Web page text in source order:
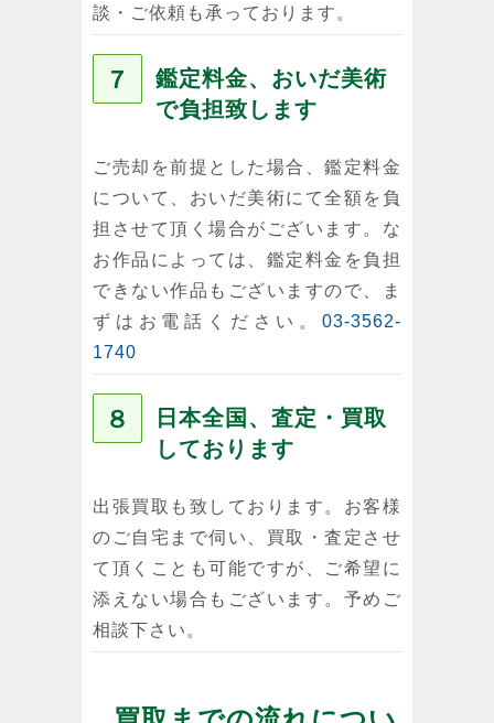
談・ご依頼も承っております。
７
鑑定料金、おいだ美術
で負担致します
ご売却を前提とした場合、鑑定料金
について、おいだ美術にて全額を負
担させて頂く場合がございます。な
お作品によっては、鑑定料金を負担
できない作品もございますので、ま
ずはお電話ください。 03-3562-
1740
８
日本全国、査定・買取
しております
出張買取も致しております。お客様
のご自宅まで伺い、買取・査定させ
て頂くことも可能ですが、ご希望に
添えない場合もございます。予めご
相談下さい。